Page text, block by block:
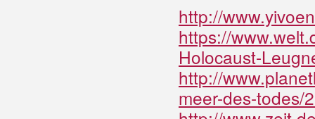
http://
https://
Holocaust-
http://
meer-des-todes/